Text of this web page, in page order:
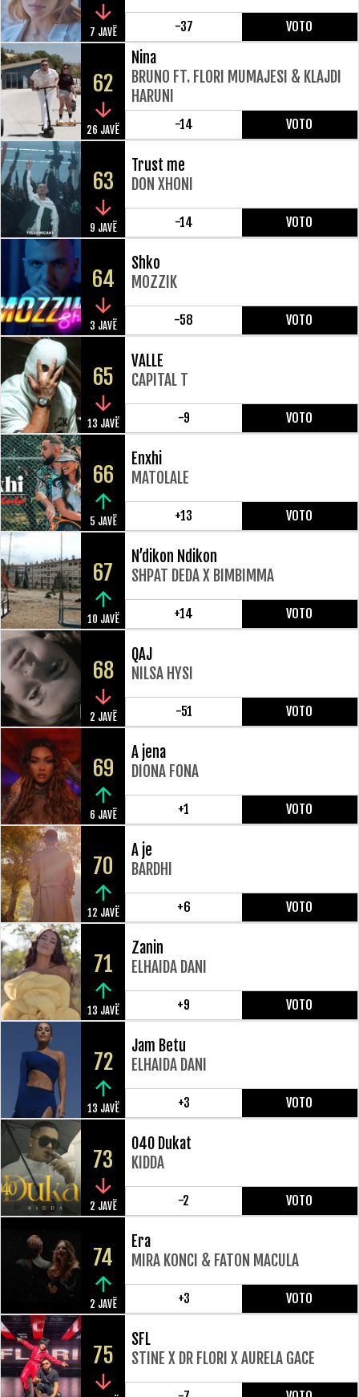
7 JAVË -37 VOTO
62
26 JAVË
Nina
BRUNO FT. FLORI MUMAJESI & KLAJDI
HARUNI
-14 VOTO
63
9 JAVË
Trust me
DON XHONI
-14 VOTO
64
3 JAVË
Shko
MOZZIK
-58 VOTO
65
13 JAVË
VALLE
CAPITAL T
-9 VOTO
66
5 JAVË
Enxhi
MATOLALE
+13 VOTO
67
10 JAVË
N’dikon Ndikon
SHPAT DEDA X BIMBIMMA
+14 VOTO
68
2 JAVË
QAJ
NILSA HYSI
-51 VOTO
69
6 JAVË
A jena
DIONA FONA
+1 VOTO
70
12 JAVË
A je
BARDHI
+6 VOTO
71
13 JAVË
Zanin
ELHAIDA DANI
+9 VOTO
72
13 JAVË
Jam Betu
ELHAIDA DANI
+3 VOTO
73
2 JAVË
040 Dukat
KIDDA
-2 VOTO
74
2 JAVË
Era
MIRA KONCI & FATON MACULA
+3 VOTO
75
SFL
STINE X DR FLORI X AURELA GACE